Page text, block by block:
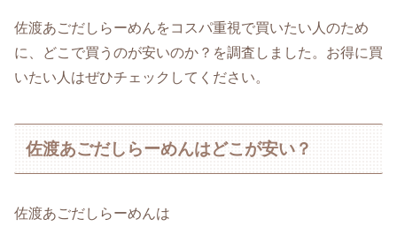
佐渡あごだしらーめんをコスパ重視で買いたい人のため
に、どこで買うのが安いのか？を調査しました。お得に買
いたい人はぜひチェックしてください。
佐渡あごだしらーめんはどこが安い？
佐渡あごだしらーめんは